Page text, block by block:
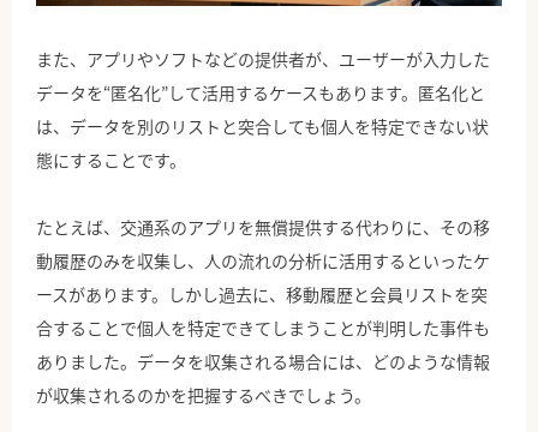
また、アプリやソフトなどの提供者が、ユーザーが入力した
データを“匿名化”して活用するケースもあります。匿名化と
は、データを別のリストと突合しても個人を特定できない状
態にすることです。
たとえば、交通系のアプリを無償提供する代わりに、その移
動履歴のみを収集し、人の流れの分析に活用するといったケ
ースがあります。しかし過去に、移動履歴と会員リストを突
合することで個人を特定できてしまうことが判明した事件も
ありました。データを収集される場合には、どのような情報
が収集されるのかを把握するべきでしょう。